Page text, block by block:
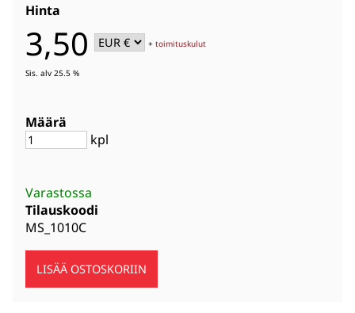
Hinta
3,50 +toimituskulut
Sis. alv 25.5 %
Määrä
kpl
Varastossa
Tilauskoodi
MS_1010C